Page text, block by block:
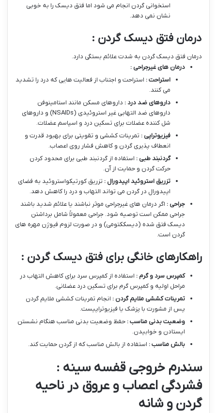
استخوانی گردن انجام می شود اما فتق دیسک را به خوبی
نشان نمی دهد.
درمان فتق دیسک گردن :
درمان فتق دیسک گردن به شدت علائم بستگی دارد.
درمان های غیرجراحی :
استراحت : استراحت و اجتناب از فعالیت هایی که درد را تشدید
می کنند.
داروهای ضد درد : داروهای مسکن مانند استامینوفن
داروهای ضد التهابی غیر استروئیدی (NSAIDs) و داروهای
شل کننده عضلات برای تسکین درد و اسپاسم عضلات.
فیزیوتراپی : تمرینات کششی و تقویتی برای بهبود قدرت و
انعطاف پذیری گردن و کاهش فشار روی اعصاب.
گردنبند طبی : استفاده از گردنبند طبی برای محدود کردن
حرکت گردن و حمایت از آن.
تزریق استروئید اپیدورال : تزریق کورتیکواستروئید به فضای
اپیدورال در گردن می تواند التهاب و درد را کاهش دهد.
جراحی : اگر درمان های غیرجراحی موثر نباشند یا علائم شدید باشند
جراحی ممکن است توصیه شود. جراحی معمولاً شامل برداشتن
دیسک فتق شده (دیسککتومی) و در صورت لزوم فیوژن مهره های
گردن است.
راهکارهای خانگی برای فتق دیسک گردن :
کمپرس سرد و گرم : استفاده از کمپرس سرد برای کاهش التهاب در
مراحل اولیه و کمپرس گرم برای تسکین درد عضلانی.
تمرینات کششی ملایم گردن : انجام تمرینات کششی ملایم گردن
پس از مشورت با پزشک یا فیزیوتراپیست.
وضعیت بدنی مناسب : حفظ وضعیت بدنی مناسب هنگام نشستن
ایستادن و خوابیدن.
بالش مناسب : استفاده از بالش مناسب که از گردن حمایت کند.
سندرم خروجی قفسه سینه :
فشردگی اعصاب و عروق در ناحیه
گردن و شانه